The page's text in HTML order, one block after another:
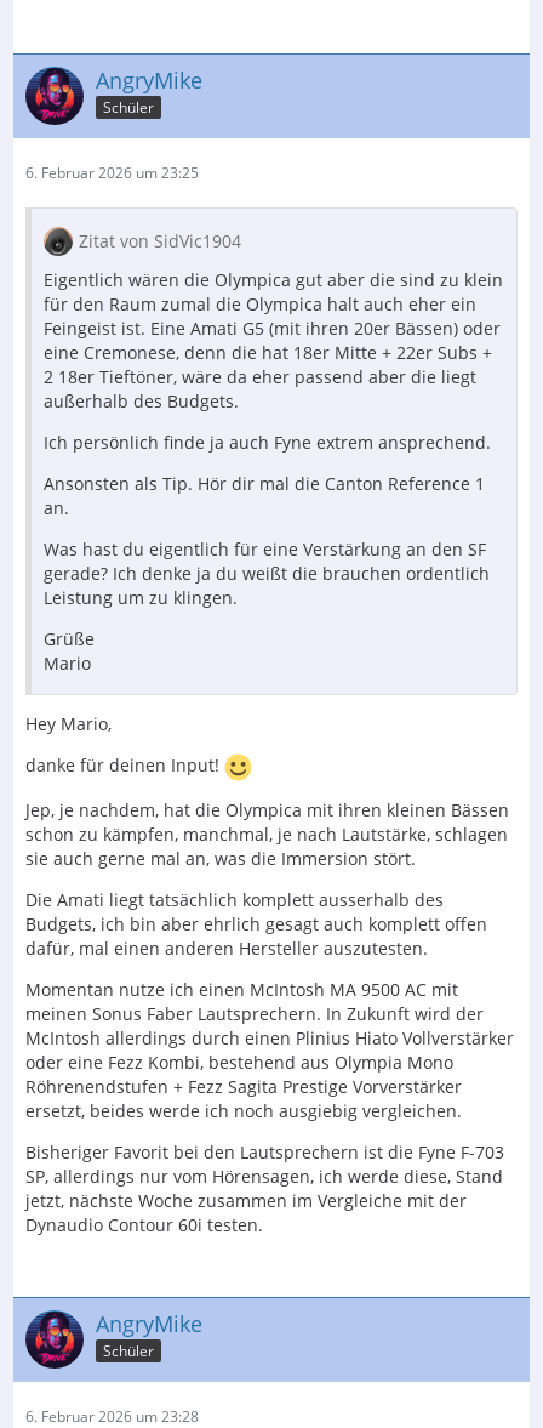
AngryMike
Schüler
6. Februar 2026 um 23:25
Zitat von SidVic1904
Eigentlich wären die Olympica gut aber die sind zu klein
für den Raum zumal die Olympica halt auch eher ein
Feingeist ist. Eine Amati G5 (mit ihren 20er Bässen) oder
eine Cremonese, denn die hat 18er Mitte + 22er Subs +
2 18er Tieftöner, wäre da eher passend aber die liegt
außerhalb des Budgets.
Ich persönlich finde ja auch Fyne extrem ansprechend.
Ansonsten als Tip. Hör dir mal die Canton Reference 1
an.
Was hast du eigentlich für eine Verstärkung an den SF
gerade? Ich denke ja du weißt die brauchen ordentlich
Leistung um zu klingen.
Grüße
Mario
Hey Mario,
danke für deinen Input!
Jep, je nachdem, hat die Olympica mit ihren kleinen Bässen
schon zu kämpfen, manchmal, je nach Lautstärke, schlagen
sie auch gerne mal an, was die Immersion stört.
Die Amati liegt tatsächlich komplett ausserhalb des
Budgets, ich bin aber ehrlich gesagt auch komplett offen
dafür, mal einen anderen Hersteller auszutesten.
Momentan nutze ich einen McIntosh MA 9500 AC mit
meinen Sonus Faber Lautsprechern. In Zukunft wird der
McIntosh allerdings durch einen Plinius Hiato Vollverstärker
oder eine Fezz Kombi, bestehend aus Olympia Mono
Röhrenendstufen + Fezz Sagita Prestige Vorverstärker
ersetzt, beides werde ich noch ausgiebig vergleichen.
Bisheriger Favorit bei den Lautsprechern ist die Fyne F-703
SP, allerdings nur vom Hörensagen, ich werde diese, Stand
jetzt, nächste Woche zusammen im Vergleiche mit der
Dynaudio Contour 60i testen.
AngryMike
Schüler
6. Februar 2026 um 23:28